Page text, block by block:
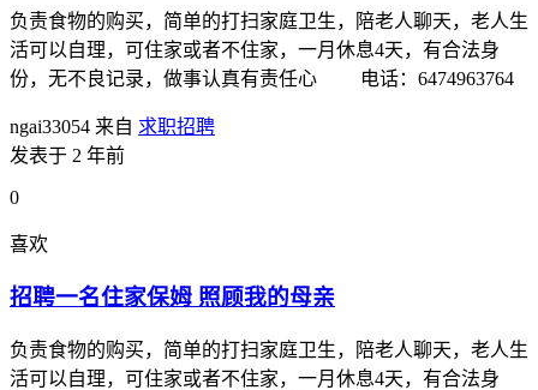
负责食物的购买，简单的打扫家庭卫生，陪老人聊天，老人生
活可以自理，可住家或者不住家，一月休息4天，有合法身
份，无不良记录，做事认真有责任心 电话：6474963764
ngai33054 来自 求职招聘
发表于 2 年前
0
喜欢
招聘一名住家保姆 照顾我的母亲
负责食物的购买，简单的打扫家庭卫生，陪老人聊天，老人生
活可以自理，可住家或者不住家，一月休息4天，有合法身